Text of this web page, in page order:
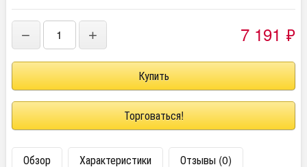
− + 7 191 ₽
Торговаться!
Обзор Характеристики Отзывы (0)